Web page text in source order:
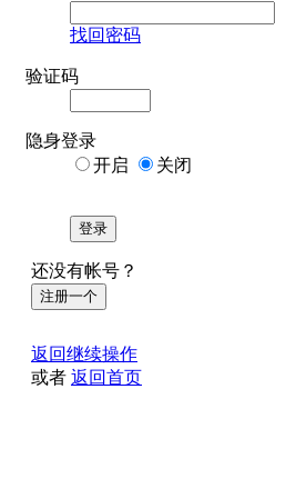
找回密码
验证码
隐身登录
开启
关闭
登录
还没有帐号？
注册一个
返回继续操作
或者 返回首页